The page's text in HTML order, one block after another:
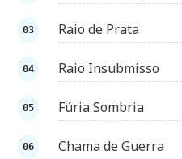
Raio de Prata
Raio Insubmisso
Fúria Sombria
Chama de Guerra